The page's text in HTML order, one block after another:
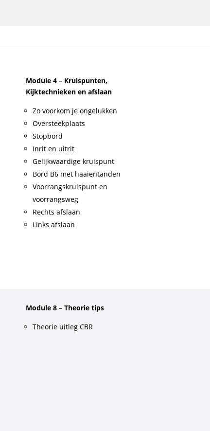
Module 4 – Kruispunten,
Kijktechnieken en afslaan
Zo voorkom je ongelukken
Oversteekplaats
Stopbord
Inrit en uitrit
Gelijkwaardige kruispunt
Bord B6 met haaientanden
Voorrangskruispunt en
voorrangsweg
Rechts afslaan
Links afslaan
Module 8 – Theorie tips
Theorie uitleg CBR